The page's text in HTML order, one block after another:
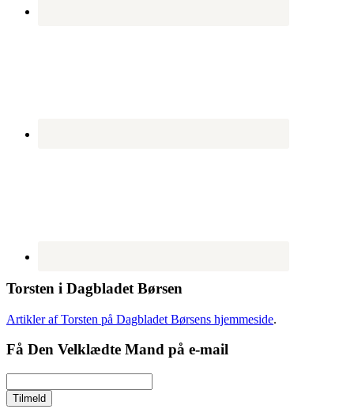
Torsten i Dagbladet Børsen
Artikler af Torsten på Dagbladet Børsens hjemmeside.
Få Den Velklædte Mand på e-mail